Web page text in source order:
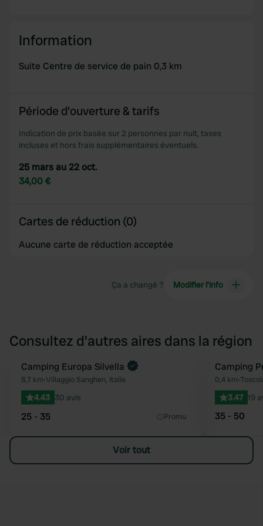
Information
Suite Centre de service de pain 0,3 km
Période d'ouverture & tarifs
Indication de prix basée sur 2 personnes par nuit, taxes
incluses et hors frais supplémentaires éventuels.
25 mars au 22 oct.
34,00 €
Cartes de réduction (0)
Aucune carte de réduction acceptée
Ça a changé ? Modifier l’info
Consultez d'autres aires dans la région
Préféré
Reserve maintenant
Camping Europa Silvella
8,7 km•Villaggio Sanghen, Italie
4.43 30 avis
25 - 35 Promu
Camping
0,4 km•
3.47 19
35 - 50
Voir tout